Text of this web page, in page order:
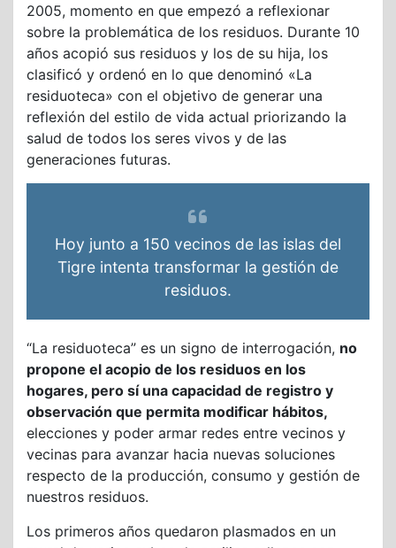
2005, momento en que empezó a reflexionar
sobre la problemática de los residuos. Durante 10
años acopió sus residuos y los de su hija, los
clasificó y ordenó en lo que denominó «La
residuoteca» con el objetivo de generar una
reflexión del estilo de vida actual priorizando la
salud de todos los seres vivos y de las
generaciones futuras.
Hoy junto a 150 vecinos de las islas del
Tigre intenta transformar la gestión de
residuos.
“La residuoteca” es un signo de interrogación, no
propone el acopio de los residuos en los
hogares, pero sí una capacidad de registro y
observación que permita modificar hábitos,
elecciones y poder armar redes entre vecinos y
vecinas para avanzar hacia nuevas soluciones
respecto de la producción, consumo y gestión de
nuestros residuos.
Los primeros años quedaron plasmados en un